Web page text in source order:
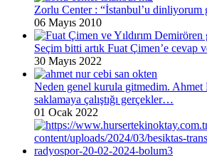
Zorlu Center : “İstanbul’u dinliyorum
06 Mayıs 2010
Seçim bitti artık Fuat Çimen’e cevap
30 Mayıs 2022
Neden genel kurula gitmedim. Ahmet
saklamaya çalıştığı gerçekler…
01 Ocak 2022